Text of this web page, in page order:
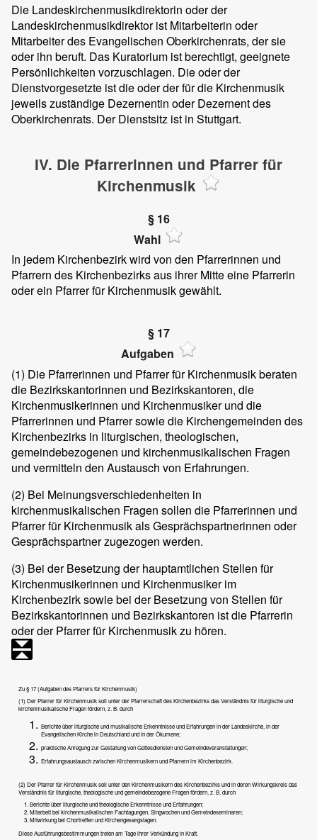
Die Landeskirchenmusikdirektorin oder der
Landeskirchenmusikdirektor ist Mitarbeiterin oder
Mitarbeiter des Evangelischen Oberkirchenrats, der sie
oder ihn beruft. Das Kuratorium ist berechtigt, geeignete
Persönlichkeiten vorzuschlagen. Die oder der
Dienstvorgesetzte ist die oder der für die Kirchenmusik
jeweils zuständige Dezernentin oder Dezernent des
Oberkirchenrats. Der Dienstsitz ist in Stuttgart.
IV. Die Pfarrerinnen und Pfarrer für
Kirchenmusik
§ 16
Wahl
In jedem Kirchenbezirk wird von den Pfarrerinnen und
Pfarrern des Kirchenbezirks aus ihrer Mitte eine Pfarrerin
oder ein Pfarrer für Kirchenmusik gewählt.
§ 17
Aufgaben
(1) Die Pfarrerinnen und Pfarrer für Kirchenmusik beraten
die Bezirkskantorinnen und Bezirkskantoren, die
Kirchenmusikerinnen und Kirchenmusiker und die
Pfarrerinnen und Pfarrer sowie die Kirchengemeinden des
Kirchenbezirks in liturgischen, theologischen,
gemeindebezogenen und kirchenmusikalischen Fragen
und vermitteln den Austausch von Erfahrungen.
(2) Bei Meinungsverschiedenheiten in
kirchenmusikalischen Fragen sollen die Pfarrerinnen und
Pfarrer für Kirchenmusik als Gesprächspartnerinnen oder
Gesprächspartner zugezogen werden.
(3) Bei der Besetzung der hauptamtlichen Stellen für
Kirchenmusikerinnen und Kirchenmusiker im
Kirchenbezirk sowie bei der Besetzung von Stellen für
Bezirkskantorinnen und Bezirkskantoren ist die Pfarrerin
oder der Pfarrer für Kirchenmusik zu hören.
Zu § 17 (Aufgaben des Pfarrers für Kirchenmusik)
(1) Der Pfarrer für Kirchenmusik soll unter der Pfarrerschaft des Kirchenbezirks das Verständnis für liturgische und
kirchenmusikalische Fragen fördern, z. B. durch
Berichte über liturgische und musikalische Erkenntnisse und Erfahrungen in der Landeskirche, in der
Evangelischen Kirche in Deutschland und in der Ökumene;
praktische Anregung zur Gestaltung von Gottesdiensten und Gemeindeveranstaltungen;
Erfahrungsaustausch zwischen Kirchenmusikern und Pfarrern im Kirchenbezirk.
(2) Der Pfarrer für Kirchenmusik soll unter den Kirchenmusikern des Kirchenbezirks und in deren Wirkungskreis das
Verständnis für liturgische, theologische und gemeindebezogene Fragen fördern, z. B. durch
Berichte über liturgische und theologische Erkenntnisse und Erfahrungen;
Mitarbeit bei kirchenmusikalischen Fachtagungen, Singwochen und Gemeindeseminaren;
Mitwirkung bei Chortreffen und Kirchengesangstagen.
Diese Ausführungsbestimmungen treten am Tage ihrer Verkündung in Kraft.